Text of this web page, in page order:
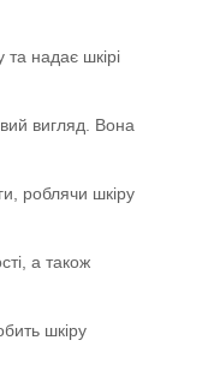
надає шкірі
вигляд. Вона
роблячи шкіру
а також
шкіру